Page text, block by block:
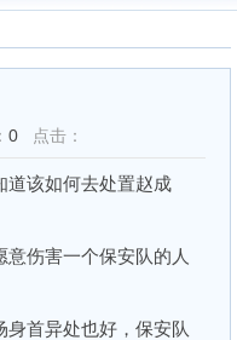
0 点击：
该如何去处置赵成
伤害一个保安队的人
首异处也好，保安队